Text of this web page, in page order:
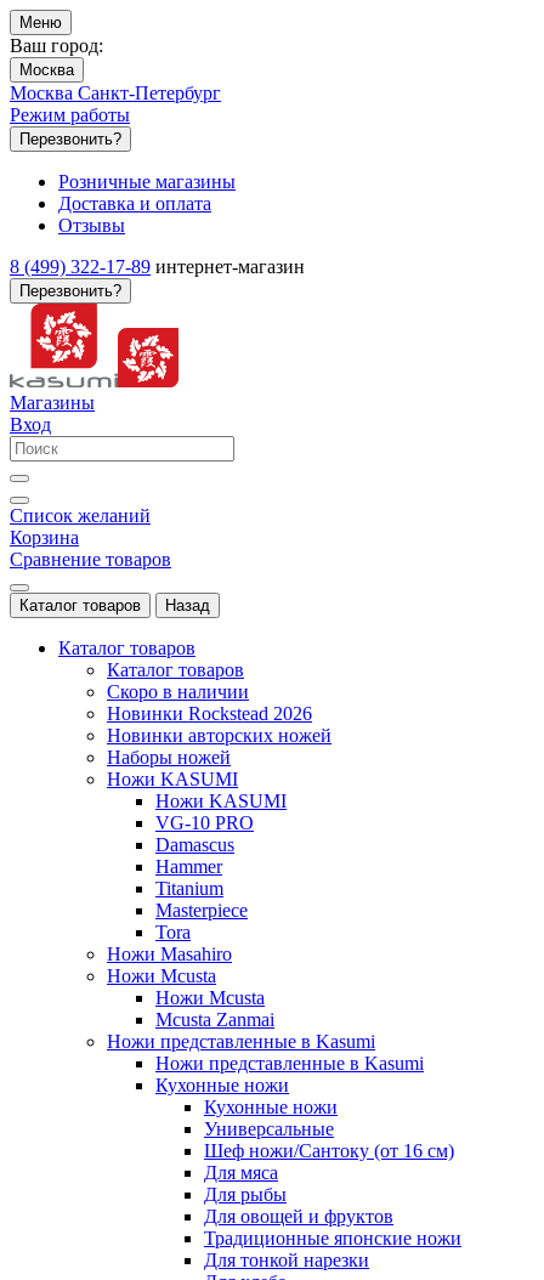
Меню
Ваш город:
Москва
Москва Санкт-Петербург
Режим работы
Перезвонить?
Розничные магазины
Доставка и оплата
Отзывы
8 (499) 322-17-89 интернет-магазин
Перезвонить?
Магазины
Вход
Список желаний
Корзина
Сравнение товаров
Каталог товаров Назад
Каталог товаров
Каталог товаров
Скоро в наличии
Новинки Rockstead 2026
Новинки авторских ножей
Наборы ножей
Ножи KASUMI
Ножи KASUMI
VG-10 PRO
Damascus
Hammer
Titanium
Masterpiece
Tora
Ножи Masahiro
Ножи Mcusta
Ножи Mcusta
Mcusta Zanmai
Ножи представленные в Kasumi
Ножи представленные в Kasumi
Кухонные ножи
Кухонные ножи
Универсальные
Шеф ножи/Сантоку (от 16 см)
Для мяса
Для рыбы
Для овощей и фруктов
Традиционные японские ножи
Для тонкой нарезки